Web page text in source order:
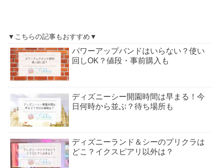
▼こちらの記事もおすすめ▼
パワーアップバンドはいらない？使い
回しOK？値段・事前購入も
ディズニーシー開園時間は早まる！今
日何時から並ぶ？待ち場所も
ディズニーランド＆シーのプリクラは
どこ？イクスピアリ以外は？